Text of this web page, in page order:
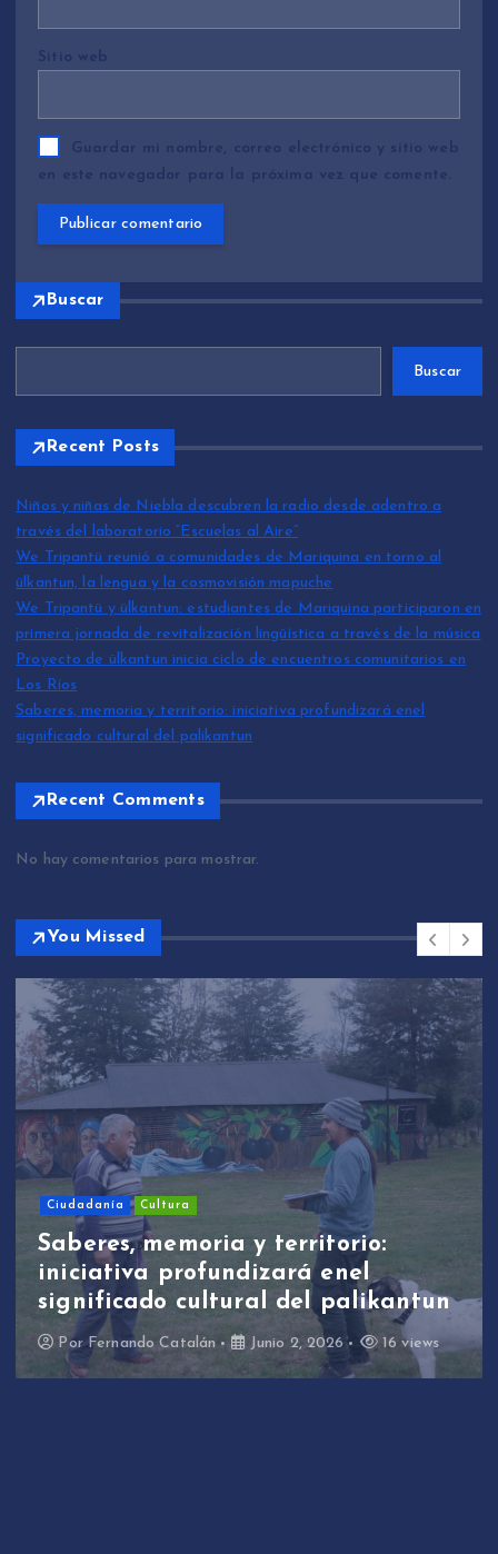
Sitio web
Guardar mi nombre, correo electrónico y sitio web
en este navegador para la próxima vez que comente.
Buscar
Buscar
Recent Posts
Niños y niñas de Niebla descubren la radio desde adentro a
través del laboratorio “Escuelas al Aire”
We Tripantü reunió a comunidades de Mariquina en torno al
ülkantun, la lengua y la cosmovisión mapuche
We Tripantü y ülkantun: estudiantes de Mariquina participaron en
primera jornada de revitalización lingüística a través de la música
Proyecto de ülkantun inicia ciclo de encuentros comunitarios en
Los Ríos
Saberes, memoria y territorio: iniciativa profundizará enel
significado cultural del palikantun
Recent Comments
No hay comentarios para mostrar.
You Missed
Ciudadanía Cultura
Saberes, memoria y territorio:
iniciativa profundizará enel
significado cultural del palikantun
PorFernando Catalán Junio 2, 2026 16 views